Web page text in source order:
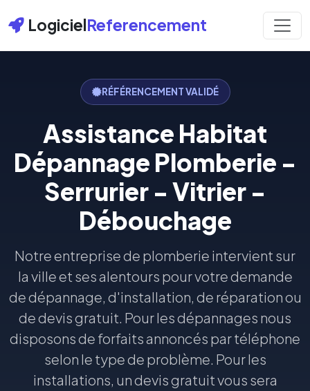
LogicielReferencement
RÉFÉRENCEMENT VALIDÉ
Assistance Habitat
Dépannage Plomberie -
Serrurier - Vitrier -
Débouchage
Notre entreprise de plomberie intervient sur
la ville et ses alentours pour votre demande
de dépannage, d'installation, de réparation ou
de devis gratuit. Pour les dépannages nous
disposons de forfaits annoncés par téléphone
selon le type de problème. Pour les
installations, un devis gratuit vous sera